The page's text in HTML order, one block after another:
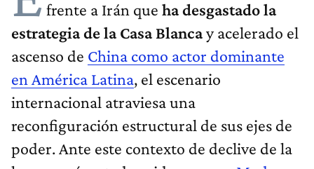
frente a Irán que ha desgastado la
estrategia de la Casa Blancay acelerado el
ascenso de China como actor dominante
en América Latina, el escenario
internacional atraviesa una
reconfiguración estructural de sus ejes de
poder. Ante este contexto de declive de la